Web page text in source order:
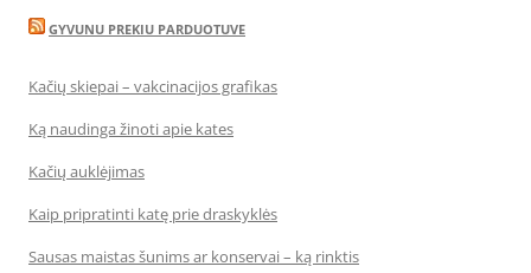
GYVUNU PREKIU PARDUOTUVE
Kačių skiepai – vakcinacijos grafikas
Ką naudinga žinoti apie kates
Kačių auklėjimas
Kaip pripratinti katę prie draskyklės
Sausas maistas šunims ar konservai – ką rinktis